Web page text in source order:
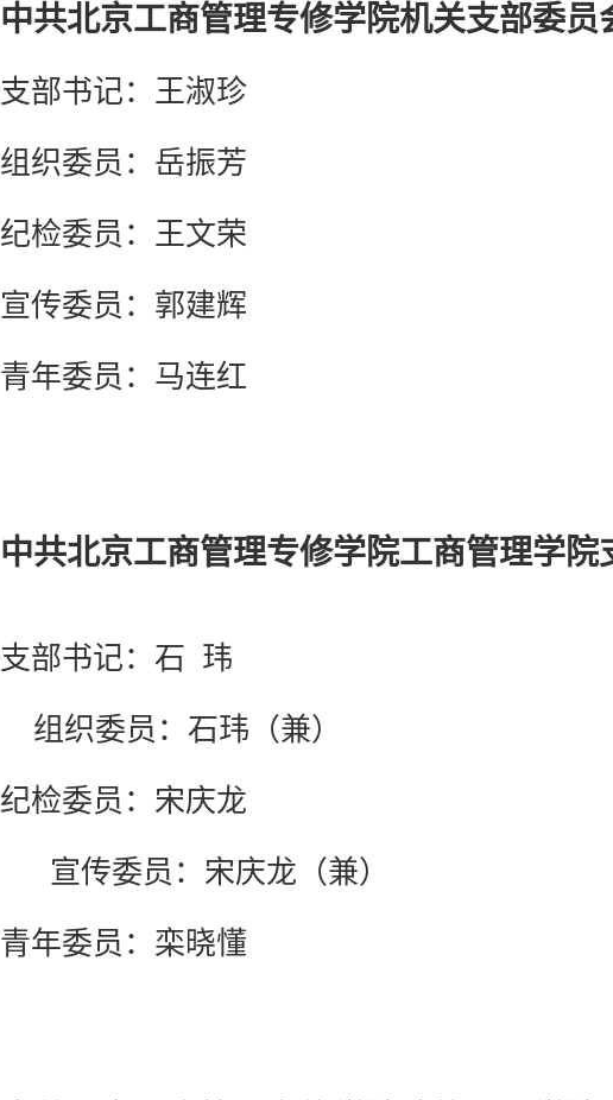
中共北京工商管理专修学院机关支部委员
支部书记：王淑珍
组织委员：岳振芳
纪检委员：王文荣
宣传委员：郭建辉
青年委员：马连红
中共北京工商管理专修学院工商管理学院
支部书记：石 玮
组织委员：石玮（兼）
纪检委员：宋庆龙
宣传委员：宋庆龙（兼）
青年委员：栾晓懂